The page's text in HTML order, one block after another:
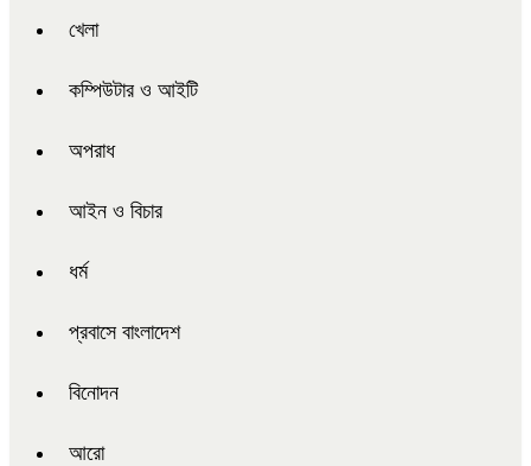
খেলা
কম্পিউটার ও আইটি
অপরাধ
আইন ও বিচার
ধর্ম
প্রবাসে বাংলাদেশ
বিনোদন
আরো